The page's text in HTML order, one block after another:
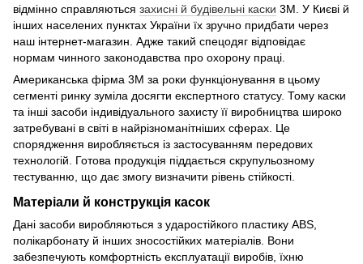
відмінно справляються захисні й будівельні каски 3М. У Києві й
інших населених пунктах України їх зручно придбати через
наш інтернет-магазин. Адже такий спецодяг відповідає
нормам чинного законодавства про охорону праці.
Американська фірма 3М за роки функціонування в цьому
сегменті ринку зуміла досягти експертного статусу. Тому каски
та інші засоби індивідуального захисту її виробництва широко
затребувані в світі в найрізноманітніших сферах. Це
спорядження виробляється із застосуванням передових
технологій. Готова продукція піддається скрупульозному
тестуванню, що дає змогу визначити рівень стійкості.
Матеріали й конструкція касок
Дані засоби виробляються з ударостійкого пластику ABS,
полікарбонату й інших зносостійких матеріалів. Вони
забезпечують комфортність експлуатації виробів, їхню